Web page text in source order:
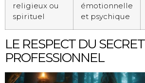
religieux ou
spirituel
émotionnelle
et psychique
LE RESPECT DU SECRET
PROFESSIONNEL